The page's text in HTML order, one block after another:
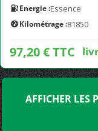
Energie :Essence
Kilométrage :81850
97,20 € TTC
AFFICHER LES